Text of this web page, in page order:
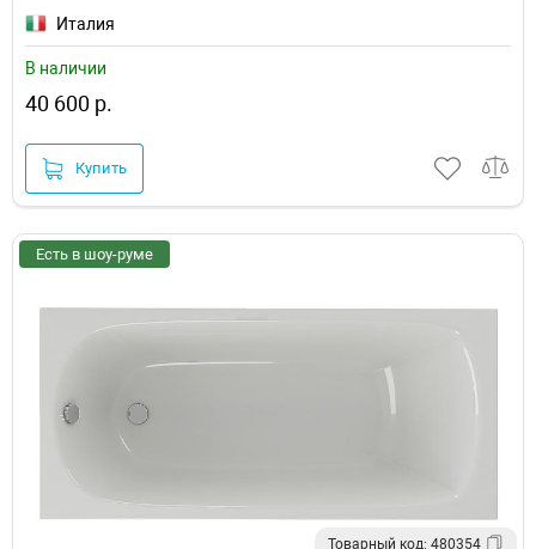
Италия
В наличии
40 600 р.
Купить
Есть в шоу-руме
Товарный код: 480354